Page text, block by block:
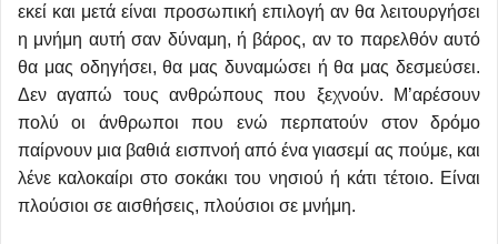
εκεί και μετά είναι προσωπική επιλογή αν θα λειτουργήσει
η μνήμη αυτή σαν δύναμη, ή βάρος, αν το παρελθόν αυτό
θα μας οδηγήσει, θα μας δυναμώσει ή θα μας δεσμεύσει.
Δεν αγαπώ τους ανθρώπους που ξεχνούν. Μ’αρέσουν
πολύ οι άνθρωποι που ενώ περπατούν στον δρόμο
παίρνουν μια βαθιά εισπνοή από ένα γιασεμί ας πούμε, και
λένε καλοκαίρι στο σοκάκι του νησιού ή κάτι τέτοιο. Είναι
πλούσιοι σε αισθήσεις, πλούσιοι σε μνήμη.